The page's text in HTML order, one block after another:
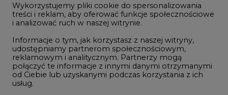
Studio CIRE
Rozmowy o energetyce
Gospodarka
Geopolityka
LTE450
Wykorzystujemy pliki cookie do spersonalizowania
treści i reklam, aby oferować funkcje społecznościowe
i analizować ruch w naszej witrynie.
Informacje o tym, jak korzystasz z naszej witryny,
udostępniamy partnerom społecznościowym,
reklamowym i analitycznym. Partnerzy mogą
połączyć te informacje z innymi danymi otrzymanymi
od Ciebie lub uzyskanymi podczas korzystania z ich
usług.